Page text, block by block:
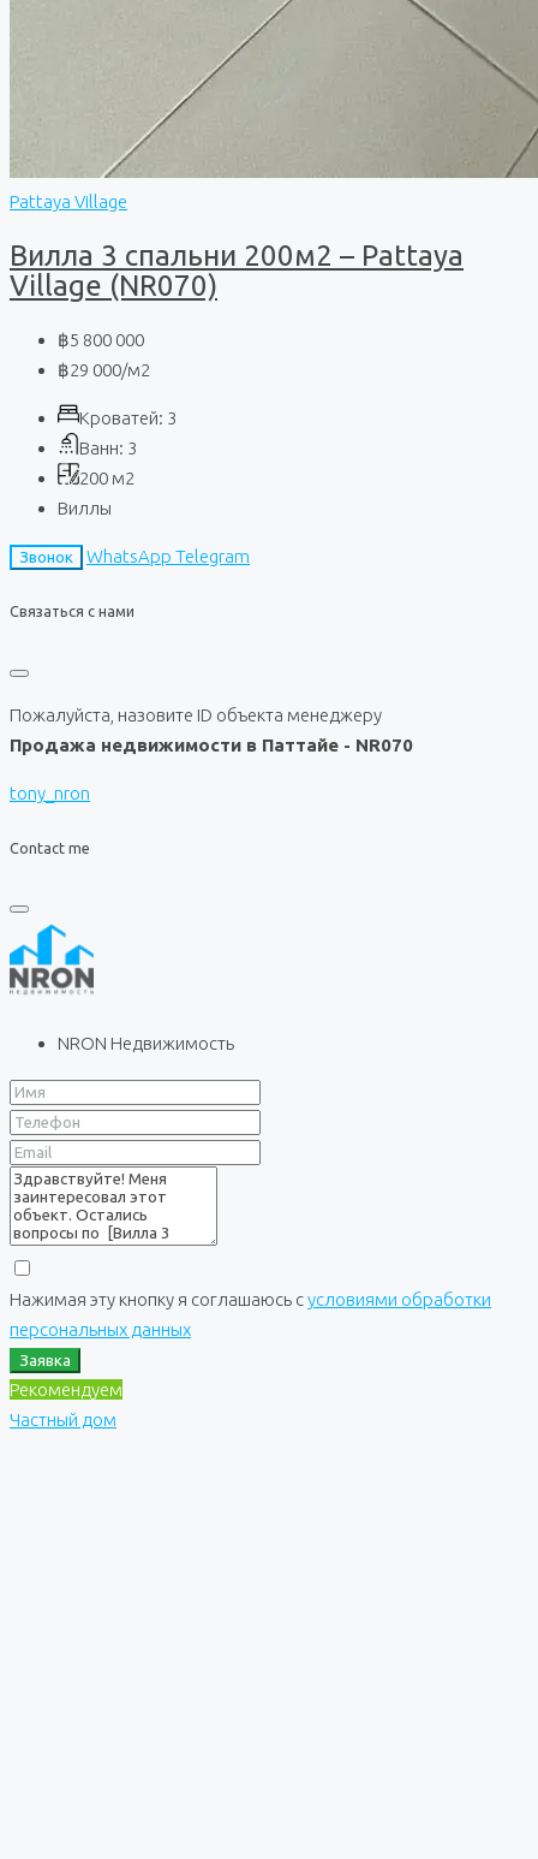
Pattaya Village
Вилла 3 спальни 200м2 – Pattaya
Village (NR070)
฿5 800 000
฿29 000/м2
Кроватей: 3
Ванн: 3
200 м2
Виллы
Звонок WhatsApp Telegram
Связаться с нами
Пожалуйста, назовите ID объекта менеджеру
Продажа недвижимости в Паттайе - NR070
tony_nron
Contact me
NRON Недвижимость
Нажимая эту кнопку я соглашаюсь сусловиями обработки
персональных данных
Заявка
Рекомендуем
Частный дом